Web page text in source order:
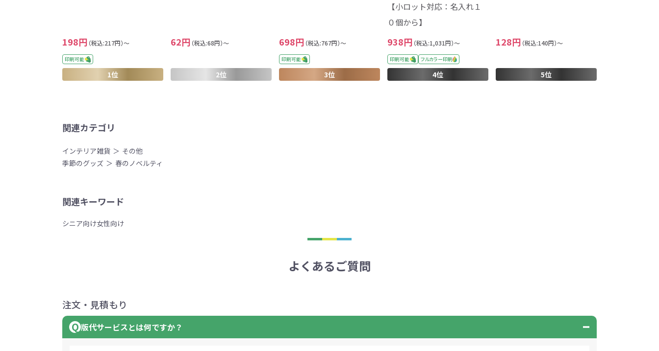
198円 （税込:217円）～
印刷可能
1位
62円 （税込:68円）～
2位
698円 （税込:767円）～
印刷可能
3位
【小ロット対応：名入れ１
０個から】
938円 （税込:1,031円）～
印刷可能 フルカラー印刷
4位
128円 （税込:140円）～
5位
関連カテゴリ
インテリア雑貨
その他
季節のグッズ
春のノベルティ
関連キーワード
シニア向け女性向け
よくあるご質問
注文・見積もり
版代サービスとは何ですか？